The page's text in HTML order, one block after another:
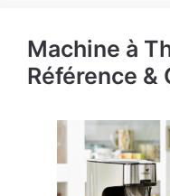
Machine à
Référence &